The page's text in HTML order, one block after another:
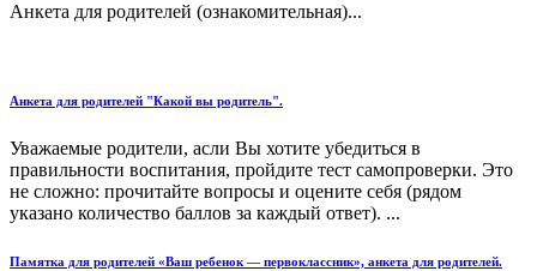
Анкета для родителей (ознакомительная)...
Анкета для родителей "Какой вы родитель".
Уважаемые родители, асли Вы хотите убедиться в
правильности воспитания, пройдите тест самопроверки. Это
не сложно: прочитайте вопросы и оцените себя (рядом
указано количество баллов за каждый ответ). ...
Памятка для родителей «Ваш ребенок — первоклассник», анкета для родителей.